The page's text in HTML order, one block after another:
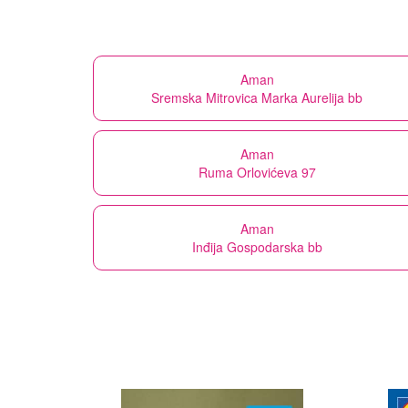
Aman
Sremska Mitrovica Marka Aurelija bb
Aman
Ruma Orlovićeva 97
Aman
Inđija Gospodarska bb